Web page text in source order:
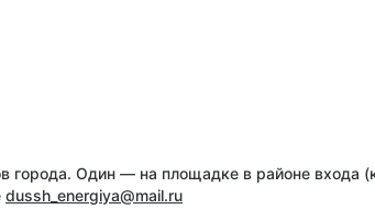
города. Один — на площадке в районе входа
dussh_energiya@mail.ru